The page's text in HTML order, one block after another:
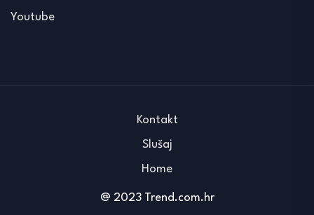
Youtube
@ 2023 Trend.com.hr
Kontakt
Slušaj
Home